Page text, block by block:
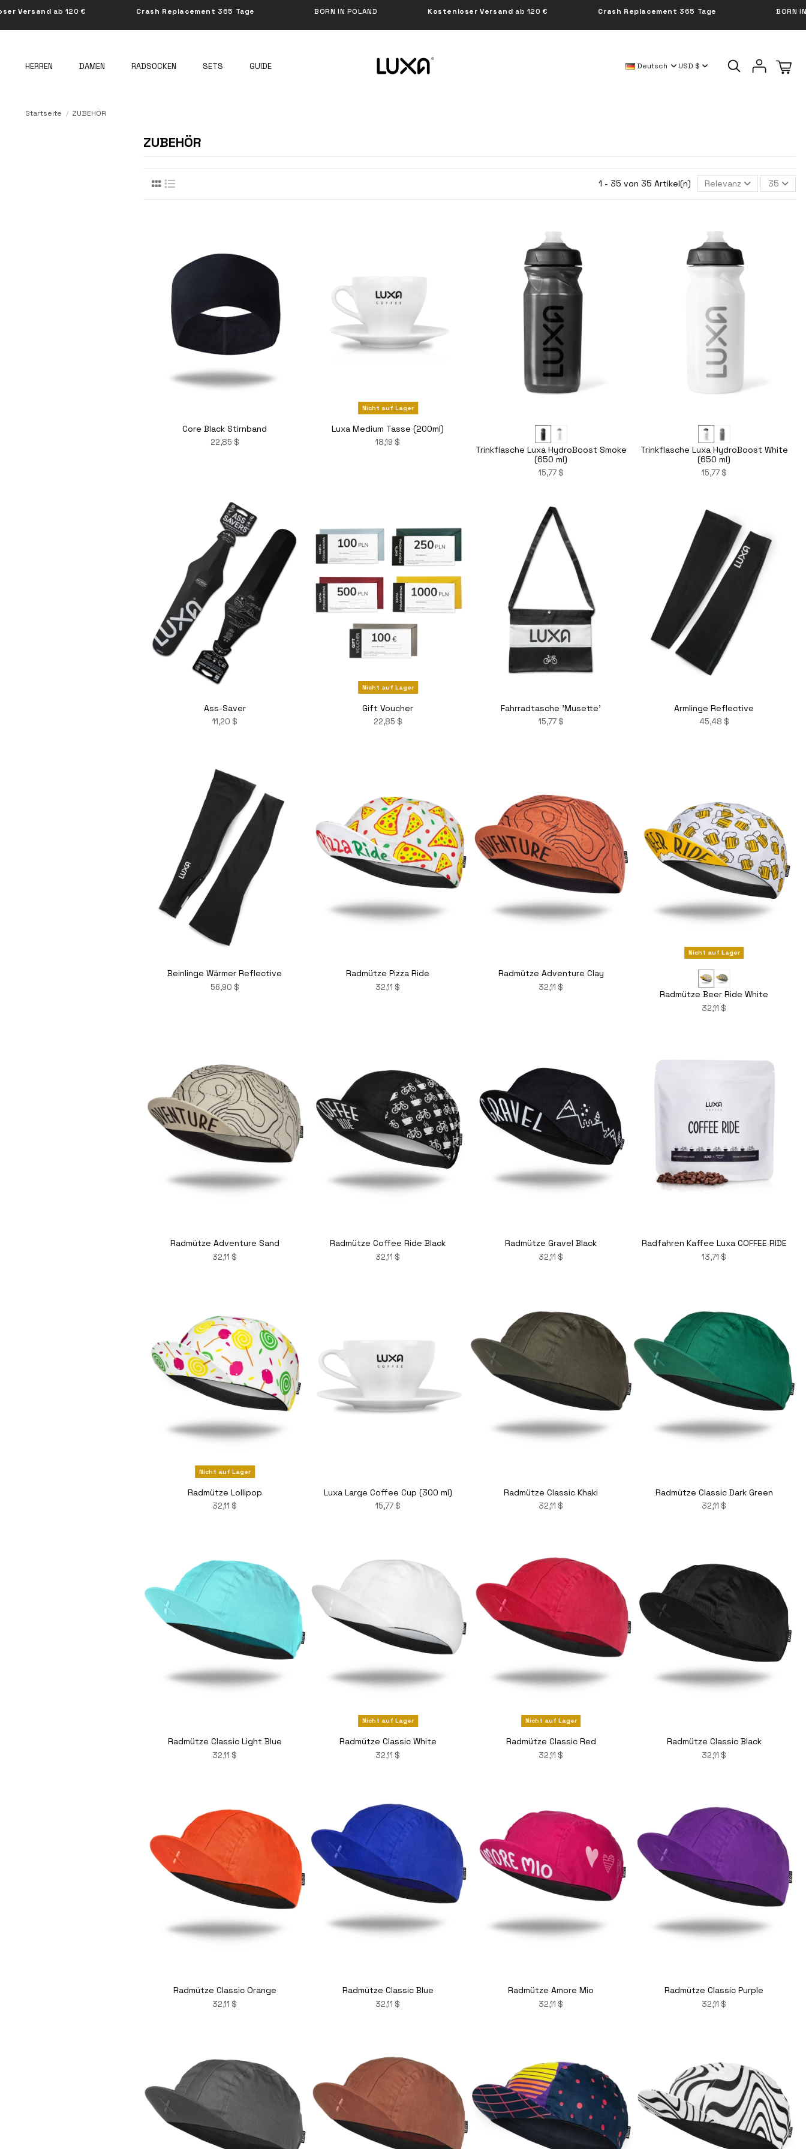
ab 120 € Crash Replacement365 Tage BORN IN POLAND Kostenloser Versandab 120 € Crash Replacement365 Tage BORN IN POLAND
HERREN DAMEN RADSOCKEN SETS GUIDE Deutsch USD $
Startseite ZUBEHÖR
ZUBEHÖR
1 - 35 von 35 Artikel(n) Relevanz 35
Core Black Stirnband
22,85 $
Nicht auf Lager
Luxa Medium Tasse (200ml)
18,19 $
Trinkflasche Luxa HydroBoost Smoke
(650 ml)
15,77 $
Trinkflasche Luxa HydroBoost White
(650 ml)
15,77 $
Ass-Saver
11,20 $
Nicht auf Lager
Gift Voucher
22,85 $
Fahrradtasche 'Musette'
15,77 $
Armlinge Reflective
45,48 $
Beinlinge Wärmer Reflective
56,90 $
Radmütze Pizza Ride
32,11 $
Radmütze Adventure Clay
32,11 $
Nicht auf Lager
Radmütze Beer Ride White
32,11 $
Radmütze Adventure Sand
32,11 $
Radmütze Coffee Ride Black
32,11 $
Radmütze Gravel Black
32,11 $
Radfahren Kaffee Luxa COFFEE RIDE
13,71 $
Nicht auf Lager
Radmütze Lollipop
32,11 $
Luxa Large Coffee Cup (300 ml)
15,77 $
Radmütze Classic Khaki
32,11 $
Radmütze Classic Dark Green
32,11 $
Radmütze Classic Light Blue
32,11 $
Nicht auf Lager
Radmütze Classic White
32,11 $
Nicht auf Lager
Radmütze Classic Red
32,11 $
Radmütze Classic Black
32,11 $
Radmütze Classic Orange
32,11 $
Radmütze Classic Blue
32,11 $
Radmütze Amore Mio
32,11 $
Radmütze Classic Purple
32,11 $